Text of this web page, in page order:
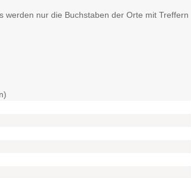
werden nur die Buchstaben der Orte mit Treffern